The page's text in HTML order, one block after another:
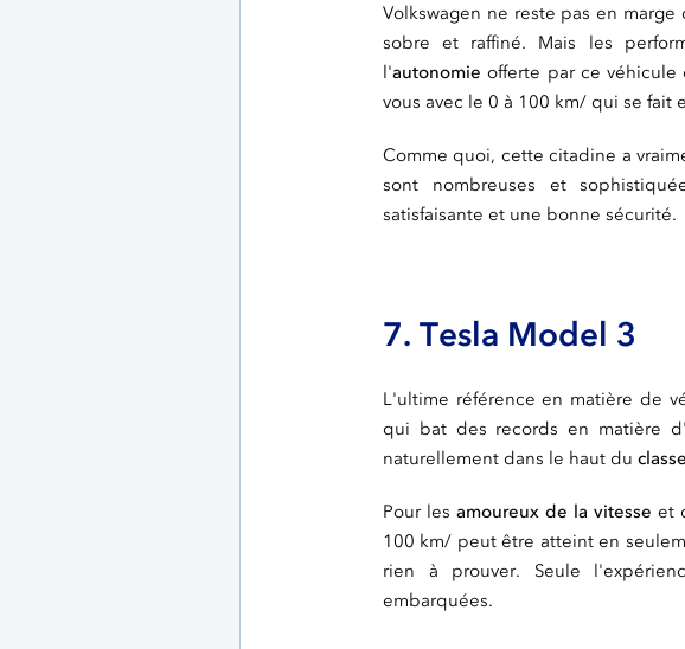
Volkswagen ne reste pas en
sobre et raffiné. Mais les
l'autonomie offerte par ce véhicule
vous avec le 0 à 100 km/ qui se fait
Comme quoi, cette citadine a
sont nombreuses et
satisfaisante et une bonne sécurité.
7. Tesla Model 3
L'ultime référence en matière de
qui bat des records en matière
naturellement dans le haut du
Pour lesamoureux de la vitesse et
100 km/ peut être atteint en
rien à prouver. Seule
embarquées.